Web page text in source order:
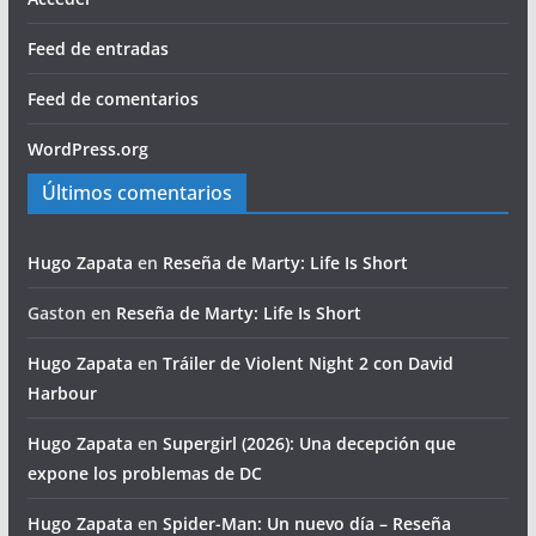
Feed de entradas
Feed de comentarios
WordPress.org
Últimos comentarios
Hugo Zapata en Reseña de Marty: Life Is Short
Gaston en Reseña de Marty: Life Is Short
Hugo Zapata en Tráiler de Violent Night 2 con David
Harbour
Hugo Zapata en Supergirl (2026): Una decepción que
expone los problemas de DC
Hugo Zapata en Spider-Man: Un nuevo día – Reseña